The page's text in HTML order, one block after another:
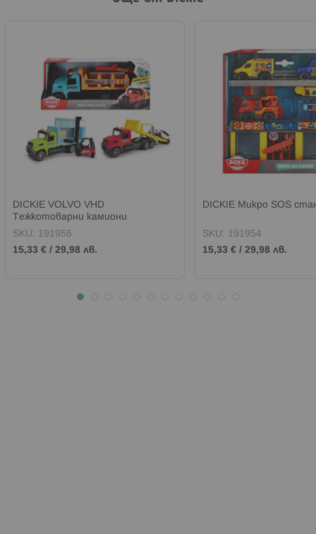
DICKIE VOLVO VHD
Тежкотоварни камиони
SKU: 191956
15,33 € / 29,98 лв.
DICKIE Микро SOS
SKU: 191954
15,33 € / 29,98 лв.